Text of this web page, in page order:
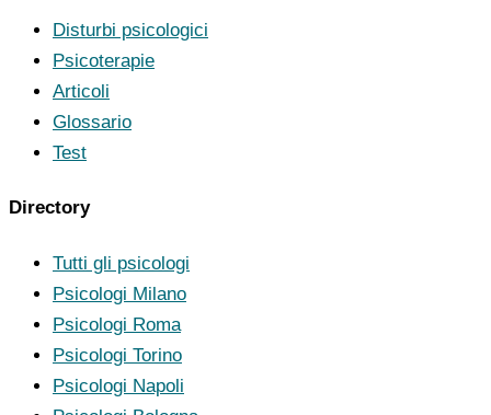
Disturbi psicologici
Psicoterapie
Articoli
Glossario
Test
Directory
Tutti gli psicologi
Psicologi Milano
Psicologi Roma
Psicologi Torino
Psicologi Napoli